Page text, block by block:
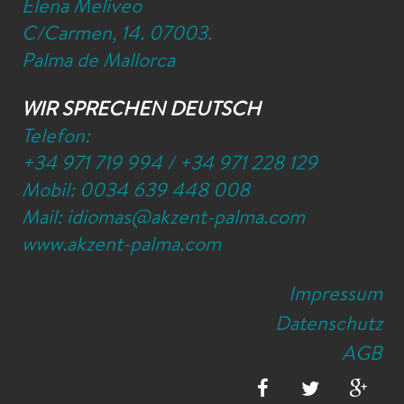
Elena Meliveo
C/Carmen, 14. 07003.
Palma de Mallorca
WIR SPRECHEN DEUTSCH
Telefon:
+34 971 719 994 / +34 971 228 129
Mobil: 0034 639 448 008
Mail: idiomas@akzent-palma.com
www.akzent-palma.com
Impressum
Datenschutz
AGB